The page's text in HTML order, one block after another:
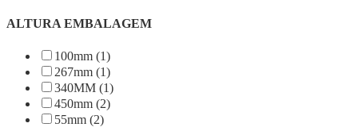
ALTURA EMBALAGEM
100mm (1)
267mm (1)
340MM (1)
450mm (2)
55mm (2)